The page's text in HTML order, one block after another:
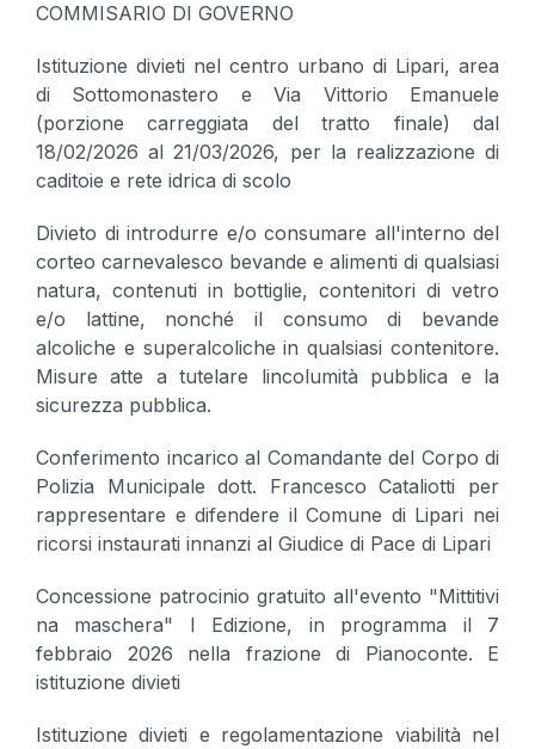
COMMISARIO DI GOVERNO
Istituzione divieti nel centro urbano di Lipari, area
di Sottomonastero e Via Vittorio Emanuele
(porzione carreggiata del tratto finale) dal
18/02/2026 al 21/03/2026, per la realizzazione di
caditoie e rete idrica di scolo
Divieto di introdurre e/o consumare all'interno del
corteo carnevalesco bevande e alimenti di qualsiasi
natura, contenuti in bottiglie, contenitori di vetro
e/o lattine, nonché il consumo di bevande
alcoliche e superalcoliche in qualsiasi contenitore.
Misure atte a tutelare lincolumità pubblica e la
sicurezza pubblica.
Conferimento incarico al Comandante del Corpo di
Polizia Municipale dott. Francesco Cataliotti per
rappresentare e difendere il Comune di Lipari nei
ricorsi instaurati innanzi al Giudice di Pace di Lipari
Concessione patrocinio gratuito all'evento "Mittitivi
na maschera" I Edizione, in programma il 7
febbraio 2026 nella frazione di Pianoconte. E
istituzione divieti
Istituzione divieti e regolamentazione viabilità nel